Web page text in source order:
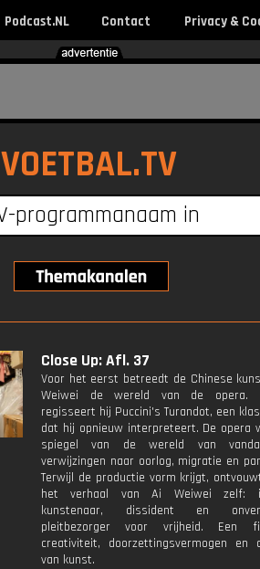
Podcast.NL Contact Privacy &
VOETBAL.TV
Close Up: Afl. 37
Voor het eerst betreedt de Chinese
Weiwei de wereld van de opera.
regisseert hij Puccini's Turandot, een
dat hij opnieuw interpreteert. De opera
spiegel van de wereld van
verwijzingen naar oorlog, migratie en
Terwijl de productie vorm krijgt,
het verhaal van Ai Weiwei zelf:
kunstenaar, dissident en
pleitbezorger voor vrijheid. Een
creativiteit, doorzettingsvermogen en
van kunst.